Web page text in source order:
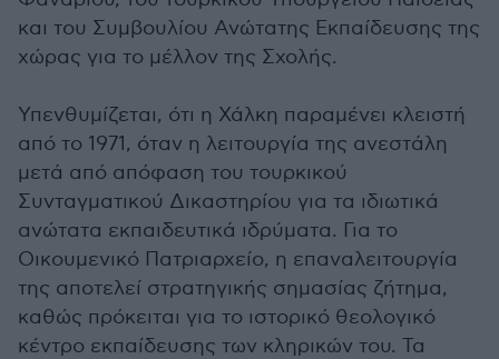
και του Συμβουλίου Ανώτατης Εκπαίδευσης της
χώρας για το μέλλον της Σχολής.
Υπενθυμίζεται, ότι η Χάλκη παραμένει κλειστή
από το 1971, όταν η λειτουργία της ανεστάλη
μετά από απόφαση του τουρκικού
Συνταγματικού Δικαστηρίου για τα ιδιωτικά
ανώτατα εκπαιδευτικά ιδρύματα. Για το
Οικουμενικό Πατριαρχείο, η επαναλειτουργία
της αποτελεί στρατηγικής σημασίας ζήτημα,
καθώς πρόκειται για το ιστορικό θεολογικό
κέντρο εκπαίδευσης των κληρικών του. Τα